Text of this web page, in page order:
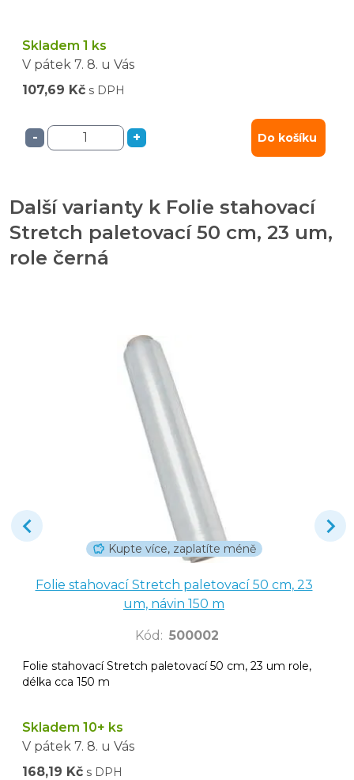
Skladem 1 ks
V pátek 7. 8. u Vás
107,69 Kč s DPH
- + Do košíku
Další varianty k Folie stahovací
Stretch paletovací 50 cm, 23 um,
role černá
Kupte více, zaplatíte méně
Folie stahovací Stretch paletovací 50 cm, 23
um, návin 150 m
Kód : 500002
Folie stahovací Stretch paletovací 50 cm, 23 um role,
délka cca 150 m
Skladem 10+ ks
V pátek 7. 8. u Vás
168,19 Kč s DPH